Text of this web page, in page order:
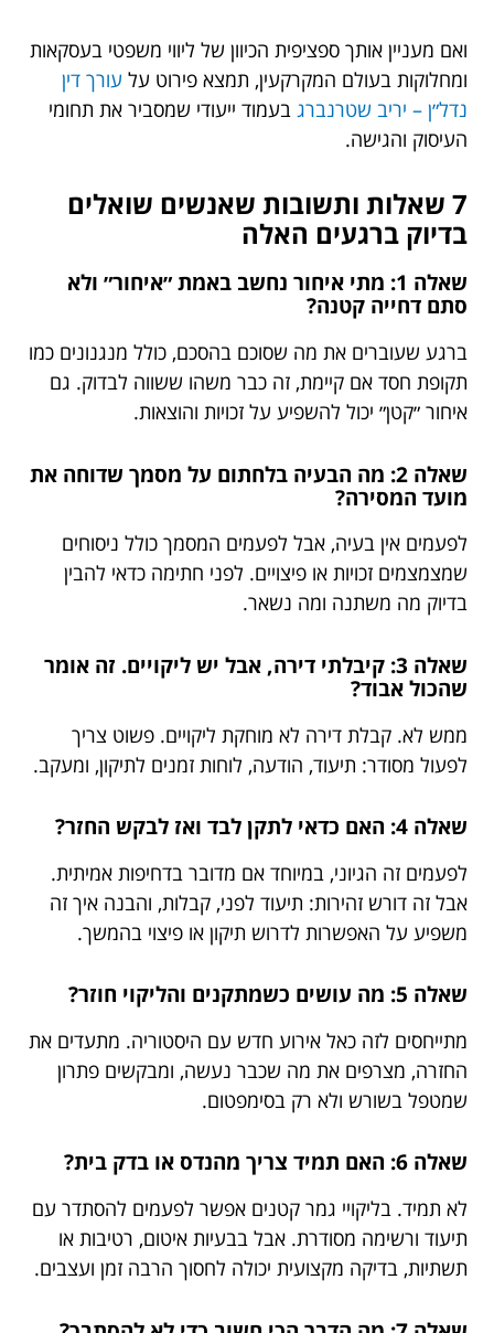
ואם מעניין אותך ספציפית הכיוון של ליווי משפטי בעסקאות
ומחלוקות בעולם המקרקעין, תמצא פירוט על עורך דין
נדל״ן – יריב שטרנברג בעמוד ייעודי שמסביר את תחומי
העיסוק והגישה.
7 שאלות ותשובות שאנשים שואלים
בדיוק ברגעים האלה
שאלה 1: מתי איחור נחשב באמת ״איחור״ ולא
סתם דחייה קטנה?
ברגע שעוברים את מה שסוכם בהסכם, כולל מנגנונים כמו
תקופת חסד אם קיימת, זה כבר משהו ששווה לבדוק. גם
איחור ״קטן״ יכול להשפיע על זכויות והוצאות.
שאלה 2: מה הבעיה בלחתום על מסמך שדוחה את
מועד המסירה?
לפעמים אין בעיה, אבל לפעמים המסמך כולל ניסוחים
שמצמצמים זכויות או פיצויים. לפני חתימה כדאי להבין
בדיוק מה משתנה ומה נשאר.
שאלה 3: קיבלתי דירה, אבל יש ליקויים. זה אומר
שהכול אבוד?
ממש לא. קבלת דירה לא מוחקת ליקויים. פשוט צריך
לפעול מסודר: תיעוד, הודעה, לוחות זמנים לתיקון, ומעקב.
שאלה 4: האם כדאי לתקן לבד ואז לבקש החזר?
לפעמים זה הגיוני, במיוחד אם מדובר בדחיפות אמיתית.
אבל זה דורש זהירות: תיעוד לפני, קבלות, והבנה איך זה
משפיע על האפשרות לדרוש תיקון או פיצוי בהמשך.
שאלה 5: מה עושים כשמתקנים והליקוי חוזר?
מתייחסים לזה כאל אירוע חדש עם היסטוריה. מתעדים את
החזרה, מצרפים את מה שכבר נעשה, ומבקשים פתרון
שמטפל בשורש ולא רק בסימפטום.
שאלה 6: האם תמיד צריך מהנדס או בדק בית?
לא תמיד. בליקויי גמר קטנים אפשר לפעמים להסתדר עם
תיעוד ורשימה מסודרת. אבל בבעיות איטום, רטיבות או
תשתיות, בדיקה מקצועית יכולה לחסוך הרבה זמן ועצבים.